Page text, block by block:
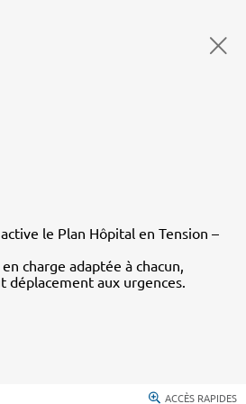
le Plan Hôpital en Tension –
charge adaptée à chacun,
déplacement aux urgences.
ACCÈS RAPIDES